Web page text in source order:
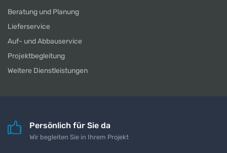
Beratung und Planung
Lieferservice
Auf- und Abbauservice
Projektbegleitung
Weitere Dienstleistungen
Persönlich für Sie da
Wir begleiten Sie in Ihrem Projekt